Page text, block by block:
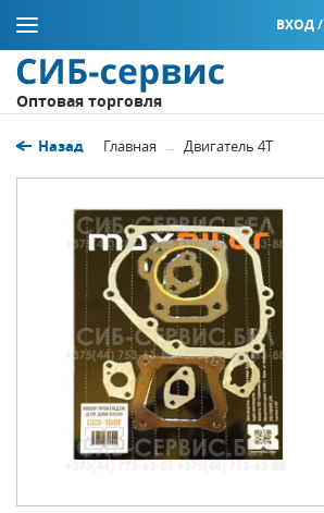
ВХОД /
Оптовая торговля
Назад Главная Двигатель 4Т